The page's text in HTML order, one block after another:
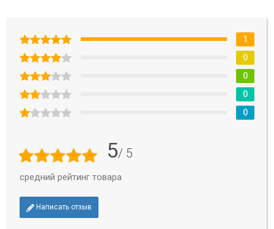
5/ 5
средний рейтинг товара
Написать отзыв
1
0
0
0
0